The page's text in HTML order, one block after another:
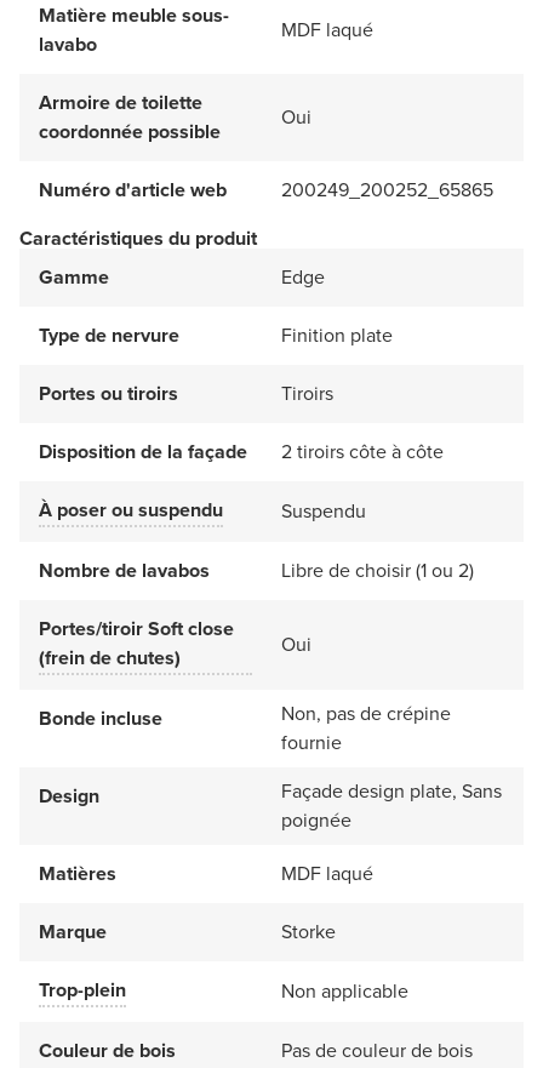
Matière meuble sous-
lavabo
MDF laqué
Armoire de toilette
coordonnée possible
Oui
Numéro d'article web
200249_200252_65865
Caractéristiques du produit
Gamme
Edge
Type de nervure Finition plate
Portes ou tiroirs Tiroirs
Disposition de la façade 2 tiroirs côte à côte
À poser ou suspendu Suspendu
Nombre de lavabos Libre de choisir (1 ou 2)
Portes/tiroir Soft close
(frein de chutes)
Oui
Bonde incluse
Non, pas de crépine
fournie
Design
Façade design plate, Sans
poignée
Matières
MDF laqué
Marque Storke
Trop-plein Non applicable
Couleur de bois Pas de couleur de bois